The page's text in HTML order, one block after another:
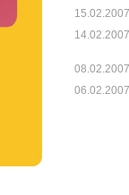
15.02.2007
14.02.2007
08.02.2007
06.02.2007